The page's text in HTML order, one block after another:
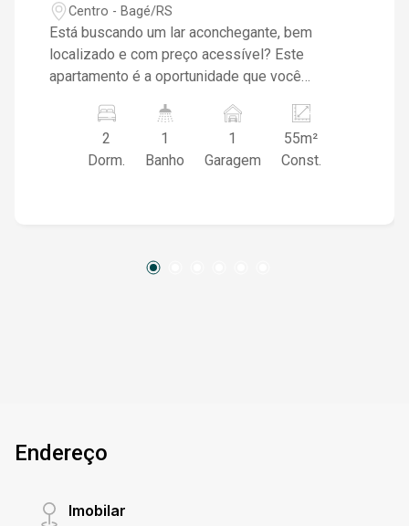
Centro - Bagé/RS
Está buscando um lar aconchegante, bem
localizado e com preço acessível? Este
apartamento é a oportunidade que você
simples e funcional, com tudo o que você
precisa para viver com conforto. Características
do Imóvel: 2 dormitórios amplos e bem
2
Dorm.
1
Banho
1
Garagem
55m²
Const.
Endereço
Imobilar